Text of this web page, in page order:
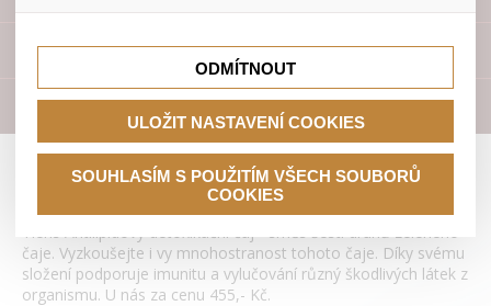
Přístroje
Antilipidový detoxikační čaj Tianshi
Tiens Antilipidový detoxikační čaj - směs šesti druhů zeleného
čaje. Vyzkoušejte i vy mnohostranost tohoto čaje. Díky svému
složení podporuje imunitu a vylučování různý škodlivých látek z
organismu. U nás za cenu 455,- Kč.
se nevhodným doporučením produktů či jiným
nedůležitým nabídkám.
marketingové kampaně.
ODMÍTNOUT
ULOŽIT NASTAVENÍ COOKIES
SOUHLASÍM S POUŽITÍM VŠECH SOUBORŮ
COOKIES